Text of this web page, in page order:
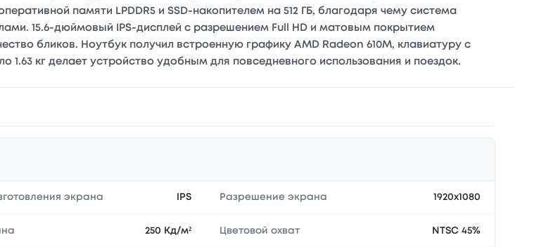
памяти LPDDR5 и SSD-накопителем на 512 ГБ, благодаря чему система
15.6-дюймовый IPS-дисплей с разрешением Full HD и матовым покрытием
бликов. Ноутбук получил встроенную графику AMD Radeon 610M, клавиатуру с
кг делает устройство удобным для повседневного использования и поездок.
экрана IPS Разрешение экрана 1920x1080
250 Кд/м² Цветовой охват NTSC 45%